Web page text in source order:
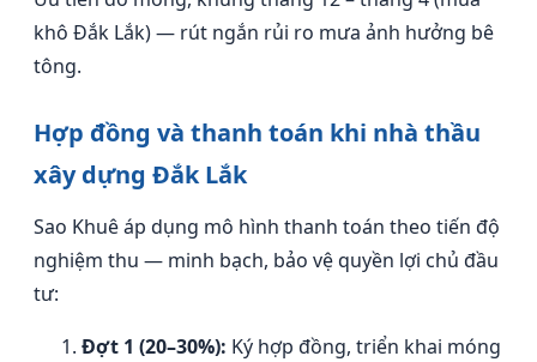
khô Đắk Lắk) — rút ngắn rủi ro mưa ảnh hưởng bê
tông.
Hợp đồng và thanh toán khi nhà thầu
xây dựng Đắk Lắk
Sao Khuê áp dụng mô hình thanh toán theo tiến độ
nghiệm thu — minh bạch, bảo vệ quyền lợi chủ đầu
tư:
Đợt 1 (20–30%): Ký hợp đồng, triển khai móng